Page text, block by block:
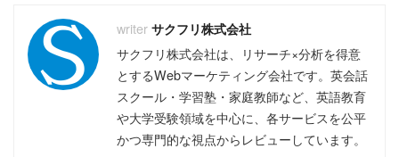
サクフリ株式会社
サクフリ株式会社は、リサーチ×分析を得意
とするWebマーケティング会社です。英会話
スクール・学習塾・家庭教師など、英語教育
や大学受験領域を中心に、各サービスを公平
かつ専門的な視点からレビューしています。